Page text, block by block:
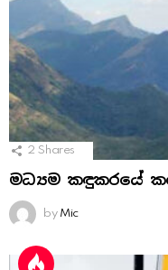
2 Shares
මධ්‍යම කඳුකරයේ
by Mic